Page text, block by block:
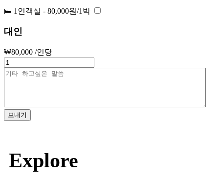
🛌 1인객실 - 80,000원/1박
대인
₩80,000 /인당
보내기
Explore